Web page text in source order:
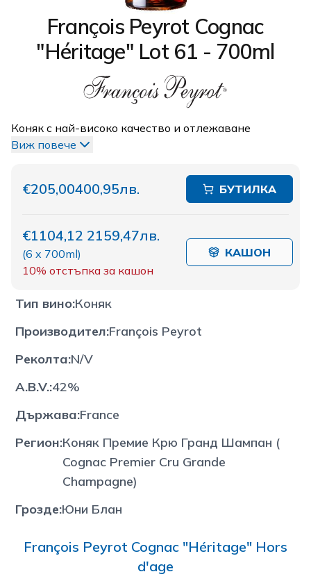
François Peyrot Cognac
"Héritage" Lot 61 - 700ml
Коняк с най-високо качество и отлежаване
Виж повече
€205,00400,95лв. БУТИЛКА
€1104,12 2159,47лв.
(6 x 700ml)
10% отстъпка за кашон
КАШОН
Тип вино:Коняк
Производител:François Peyrot
Реколта:N/V
A.B.V.:42%
Държава:France
Регион:Коняк Премие Крю Гранд Шампан (
Cognac Premier Cru Grande
Champagne)
Грозде:Юни Блан
François Peyrot Cognac "Héritage" Hors
d'age